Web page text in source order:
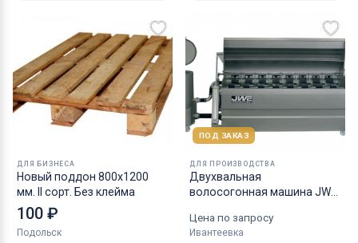
ДЛЯ БИЗНЕСА
Новый поддон 800х1200
мм. II сорт. Без клейма
100 ₽
Подольск
ПОД ЗАКАЗ
ДЛЯ ПРОИЗВОДСТВА
Двухвальная
волосогонная машина JWE-
Цена по запросу
Ивантеевка